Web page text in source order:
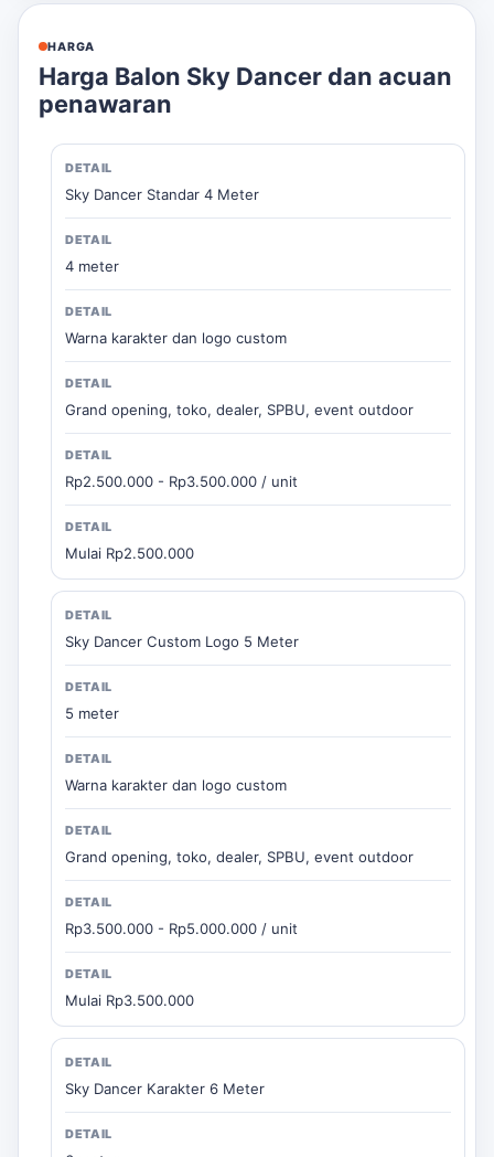
HARGA
Harga Balon Sky Dancer dan acuan
penawaran
Sky Dancer Standar 4 Meter
4 meter
Warna karakter dan logo custom
Grand opening, toko, dealer, SPBU, event outdoor
Rp2.500.000 - Rp3.500.000 / unit
Mulai Rp2.500.000
Sky Dancer Custom Logo 5 Meter
5 meter
Warna karakter dan logo custom
Grand opening, toko, dealer, SPBU, event outdoor
Rp3.500.000 - Rp5.000.000 / unit
Mulai Rp3.500.000
Sky Dancer Karakter 6 Meter